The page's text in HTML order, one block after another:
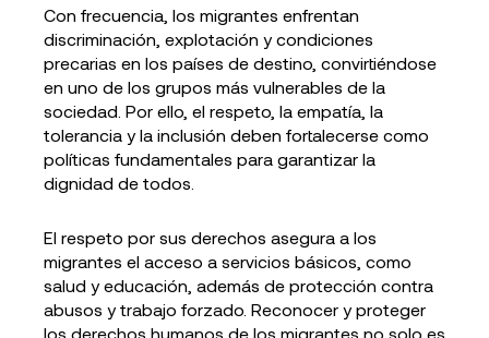
Con frecuencia, los migrantes enfrentan
discriminación, explotación y condiciones
precarias en los países de destino, convirtiéndose
en uno de los grupos más vulnerables de la
sociedad. Por ello, el respeto, la empatía, la
tolerancia y la inclusión deben fortalecerse como
políticas fundamentales para garantizar la
dignidad de todos.
El respeto por sus derechos asegura a los
migrantes el acceso a servicios básicos, como
salud y educación, además de protección contra
abusos y trabajo forzado. Reconocer y proteger
los derechos humanos de los migrantes no solo es